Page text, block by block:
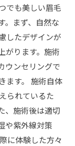
眉毛タトゥ
でも美しい眉毛
。まず、自然な
したデザインが
がります。施術
ウンセリングで
ます。 施術自体
られているた
、施術後は適切
や紫外線対策
に体験した方々